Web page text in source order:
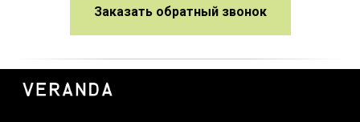
Заказать обратный звонок